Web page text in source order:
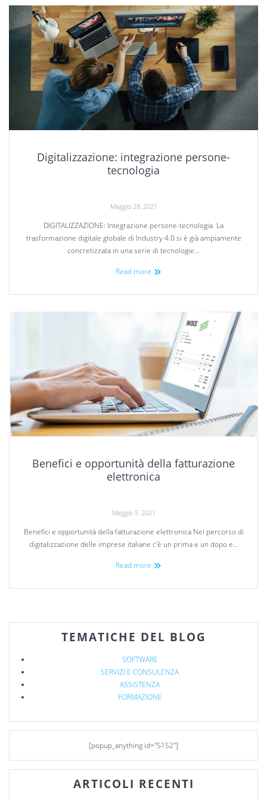
Digitalizzazione: integrazione persone-
tecnologia
Maggio 28, 2021
DIGITALIZZAZIONE: Integrazione persone-tecnologia La
trasformazione digitale globale di Industry 4.0 si è già ampiamente
concretizzata in una serie di tecnologie…
Read more
Benefici e opportunità della fatturazione
elettronica
Maggio 5, 2021
Benefici e opportunità della fatturazione elettronica Nel percorso di
digitalizzazione delle imprese italiane c’è un prima e un dopo e…
Read more
TEMATICHE DEL BLOG
SOFTWARE
SERVIZI E CONSULENZA
ASSISTENZA
FORMAZIONE
[popup_anything id="5152"]
ARTICOLI RECENTI